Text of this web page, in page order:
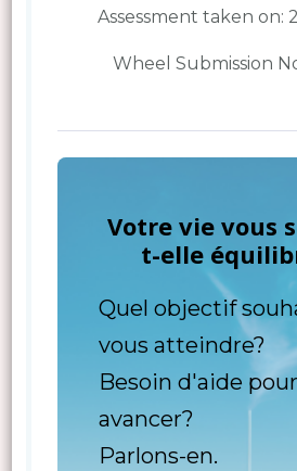
Assessment taken on:
Wheel Submission
Votre vie vous
t-elle
Quel objectif
vous atteindre?
Besoin d'aide pour
avancer?
Parlons-en.